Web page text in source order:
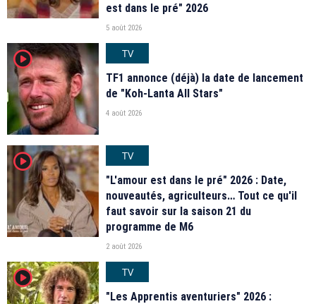
est dans le pré" 2026
5 août 2026
player2
TV
TF1 annonce (déjà) la date de lancement
de "Koh-Lanta All Stars"
4 août 2026
player2
TV
"L'amour est dans le pré" 2026 : Date,
nouveautés, agriculteurs… Tout ce qu'il
faut savoir sur la saison 21 du
programme de M6
2 août 2026
player2
TV
"Les Apprentis aventuriers" 2026 :